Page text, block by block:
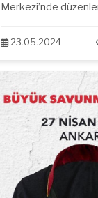
Merkezi’nde düzenlenen
Başkanımız Av.
takımlara ödüllerini
23.05.2024